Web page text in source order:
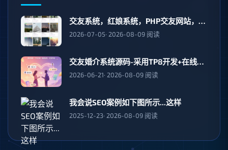
交友系统，红娘系统，PHP交友网站，聊天交友脱单
2026-07-05· 2026-08-09 阅读
交友婚介系统源码-采用TP8开发+在线聊天，正版软件单身经济
2026-06-21· 2026-08-09 阅读
我会说SEO案例如下图所示...这样
2025-12-23· 2026-08-09 阅读